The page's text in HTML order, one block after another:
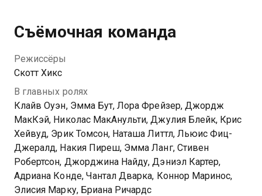
Съёмочная команда
Режиссёры
Скотт Хикс
В главных ролях
Клайв Оуэн, Эмма Бут, Лора Фрейзер, Джордж
МакКэй, Николас МакАнульти, Джулия Блейк, Крис
Хейвуд, Эрик Томсон, Наташа Литтл, Льюис Фиц-
Джералд, Накия Пиреш, Эмма Ланг, Стивен
Робертсон, Джорджина Найду, Дэниэл Картер,
Адриана Конде, Чантал Дварка, Коннор Маринос,
Элисия Марку, Бриана Ричардс